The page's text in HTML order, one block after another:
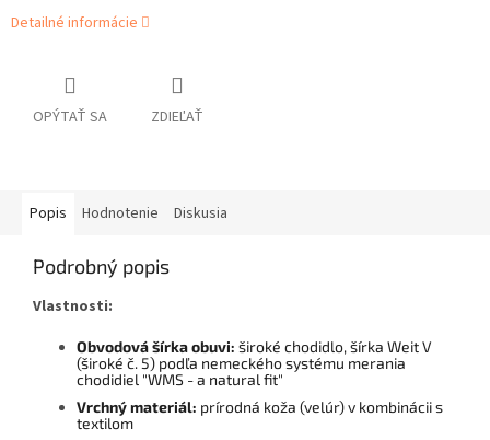
Detailné informácie
OPÝTAŤ SA ZDIEĽAŤ
Popis Hodnotenie Diskusia
Podrobný popis
Vlastnosti:
Obvodová šírka obuvi: široké chodidlo, šírka Weit V
(široké č. 5) podľa nemeckého systému merania
chodidiel "WMS - a natural fit"
Vrchný materiál: prírodná koža (velúr) v kombinácii s
textilom